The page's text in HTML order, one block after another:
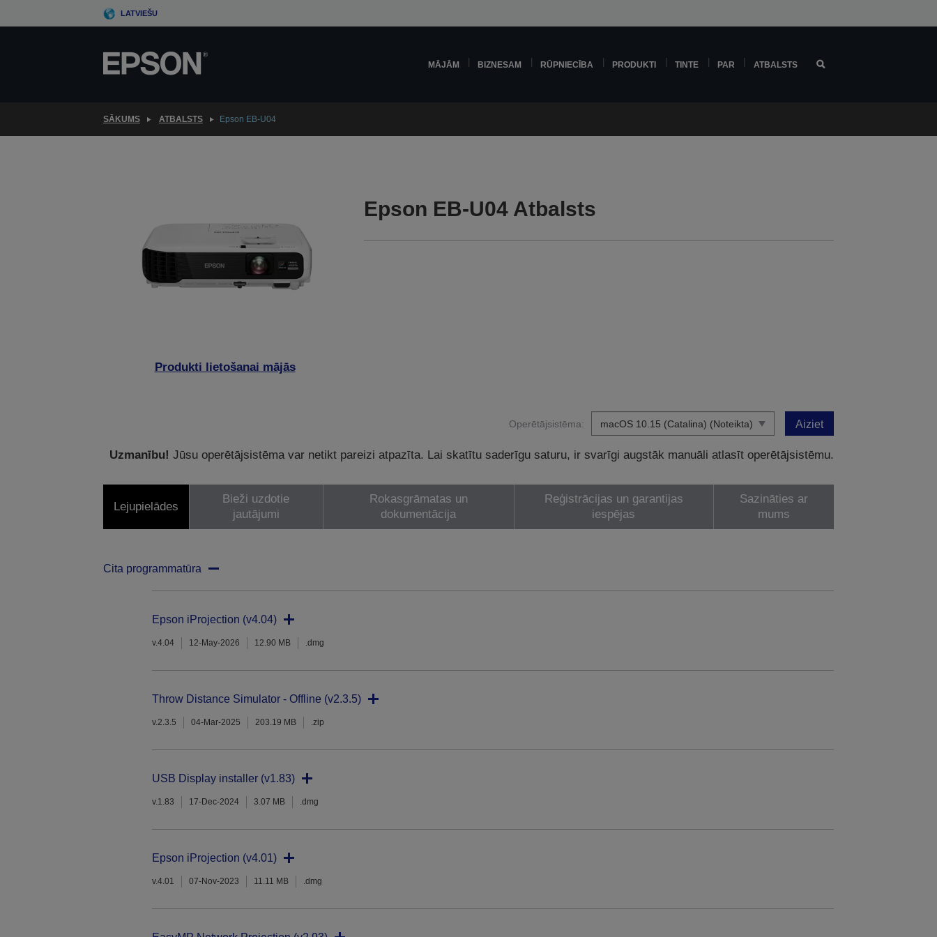
to
LATVIEŠU
MĀJĀM BIZNESAM RŪPNIECĪBA PRODUKTI TINTE PAR ATBALSTS
SĀKUMS ATBALSTS Epson EB-U04
Produkti lietošanai mājās
Epson EB-U04 Atbalsts
Operētājsistēma: Aiziet
Uzmanību! Jūsu operētājsistēma var netikt pareizi atpazīta. Lai skatītu saderīgu saturu, ir svarīgi augstāk manuāli atlasīt operētājsistēmu.
Lejupielādes
Bieži uzdotie
jautājumi
Rokasgrāmatas un
dokumentācija
Reģistrācijas un garantijas
iespējas
Sazināties ar
mums
Cita programmatūra
Epson iProjection (v4.04)
v.4.04 12-May-2026 12.90 MB .dmg
Throw Distance Simulator - Offline (v2.3.5)
v.2.3.5 04-Mar-2025 203.19 MB .zip
USB Display installer (v1.83)
v.1.83 17-Dec-2024 3.07 MB .dmg
Epson iProjection (v4.01)
v.4.01 07-Nov-2023 11.11 MB .dmg